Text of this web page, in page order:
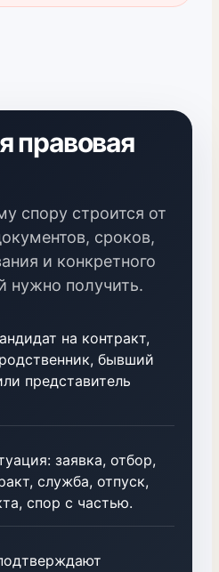
правовая
спору строится от
сроков,
и конкретного
нужно получить.
на контракт,
бывший
представитель
заявка, отбор,
служба, отпуск,
спор с частью.